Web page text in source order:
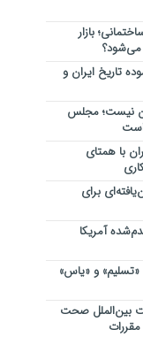
بازار
می‌شود؟
تاریخ ایران و
نیست؛ مجلس
با همتای
برای
آمریکا
«تسلیم» و «یاس»
اینترنت بین‌الملل صحت